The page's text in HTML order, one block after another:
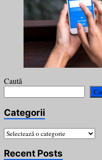
Caută
Categorii
Categorii
Recent Posts